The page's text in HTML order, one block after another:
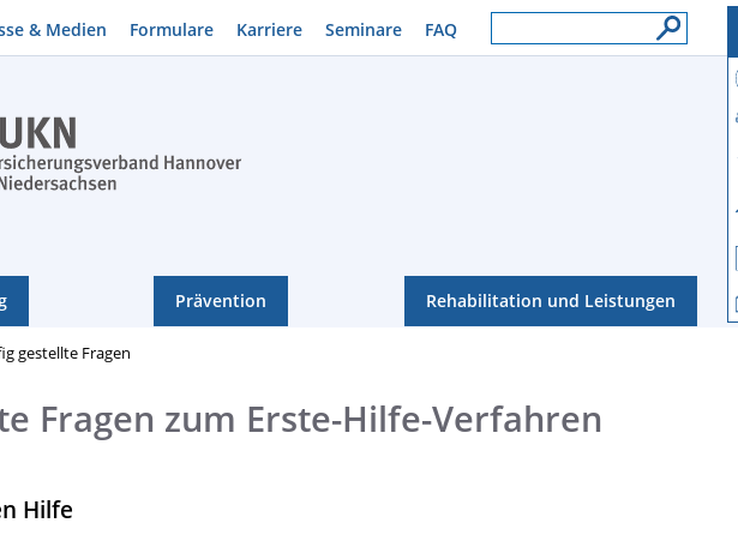
& Medien Formulare Karriere Seminare FAQ
Prävention Rehabilitation und Leistungen
gestellte Fragen
Fragen zum Erste-Hilfe-Verfahren
Hilfe